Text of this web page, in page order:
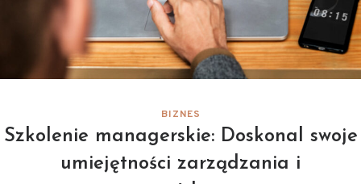
BIZNES
Szkolenie managerskie: Doskonal swoje
umiejętności zarządzania i